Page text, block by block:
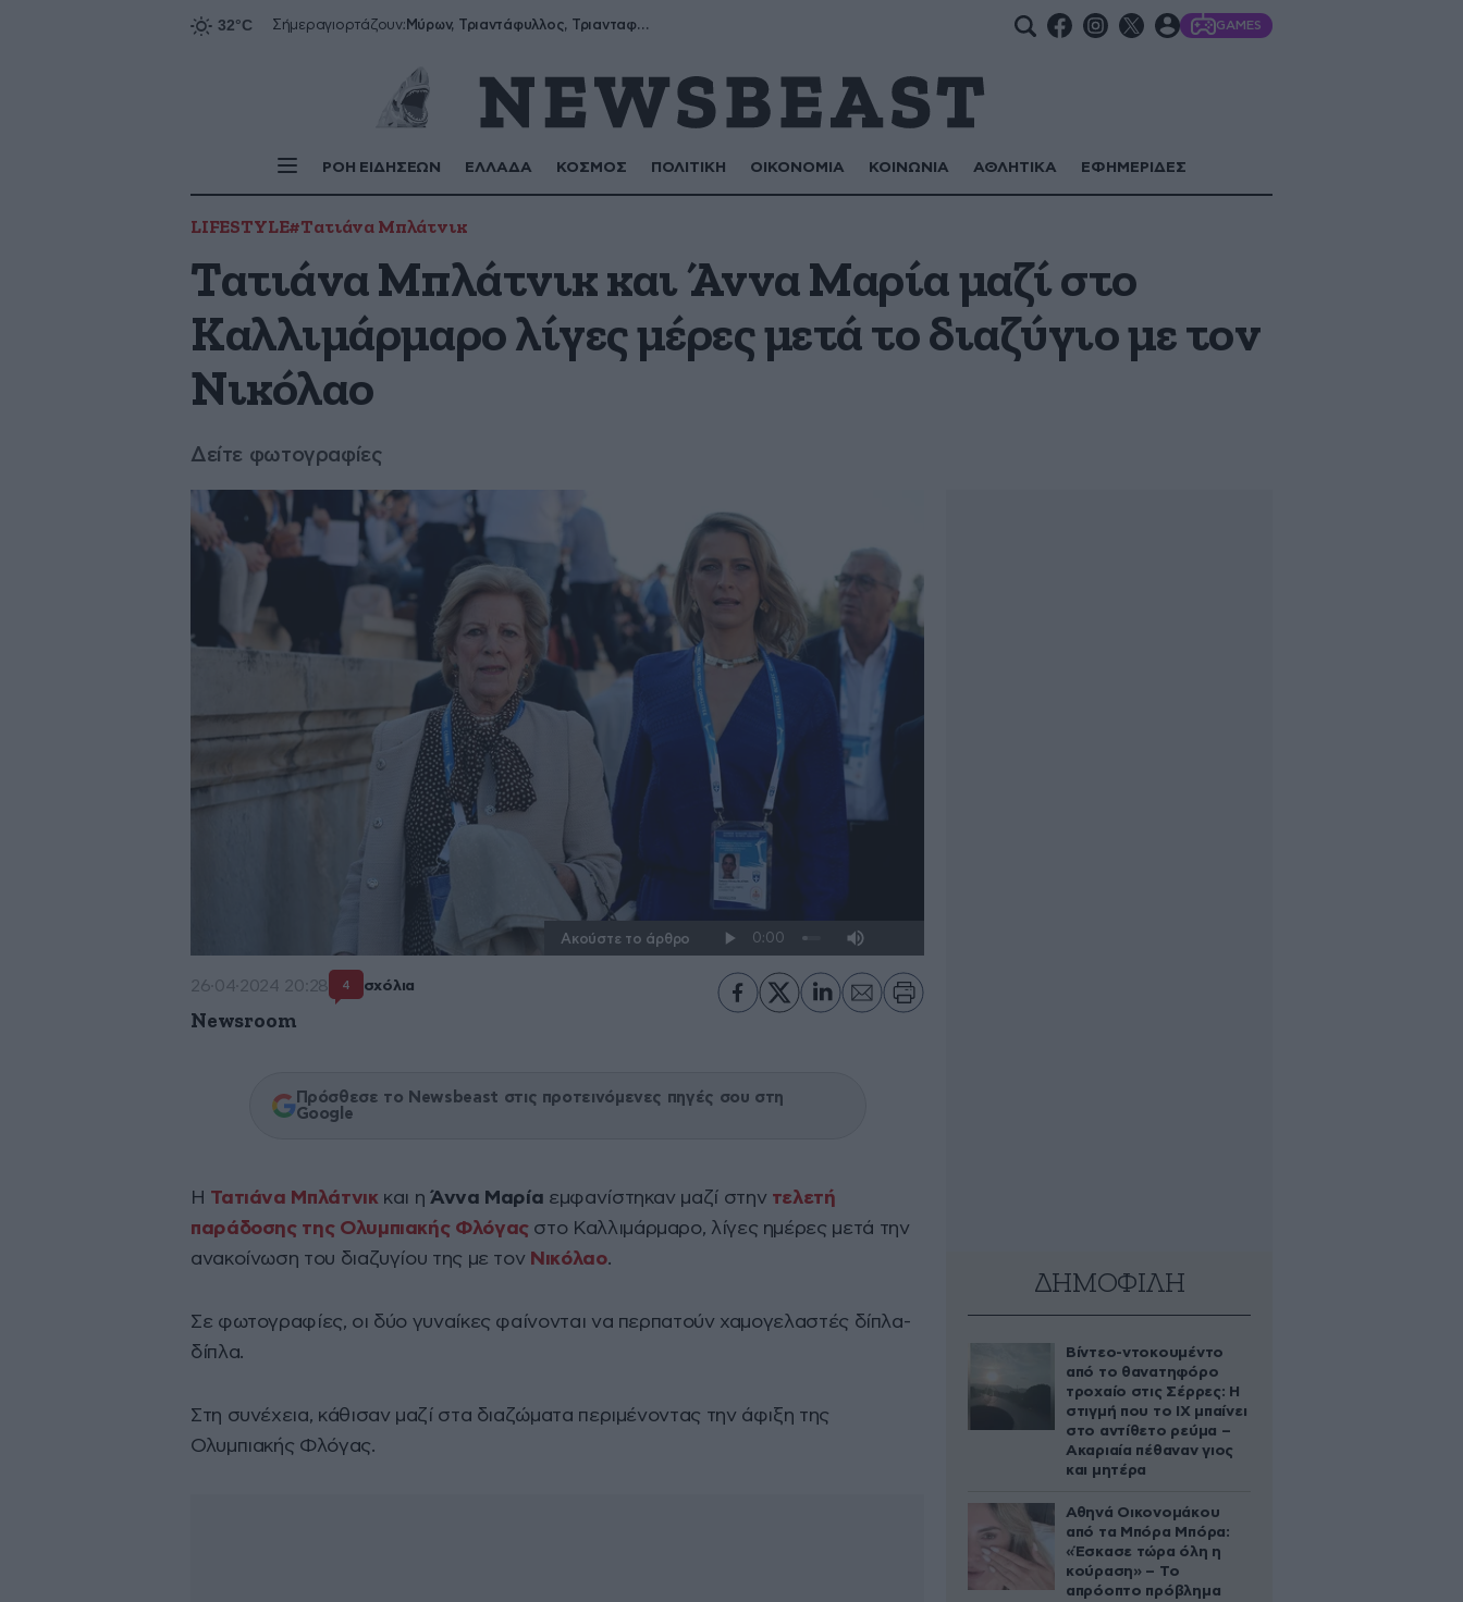
Σήμεραγιορτάζουν: Μύρων, Τριαντάφυλλος, Τριανταφυλλιά, Φυλλιώ, Ρόζα GAMES
ΡΟΗ ΕΙΔΗΣΕΩΝ ΕΛΛΑΔΑ ΚΟΣΜΟΣ ΠΟΛΙΤΙΚΗ ΟΙΚΟΝΟΜΙΑ ΚΟΙΝΩΝΙΑ ΑΘΛΗΤΙΚΑ ΕΦΗΜΕΡΙΔΕΣ
LIFESTYLE#Τατιάνα Μπλάτνικ
Τατιάνα Μπλάτνικ και Άννα Μαρία μαζί στο
Καλλιμάρμαρο λίγες μέρες μετά το διαζύγιο με τον
Νικόλαο
Δείτε φωτογραφίες
Ακούστε το άρθρο
26·04·2024 20:28 4 σχόλια
Newsroom
Πρόσθεσε το Newsbeast στις προτεινόμενες πηγές σου στη
Google
Η Τατιάνα Μπλάτνικκαι ηΆννα Μαρία εμφανίστηκαν μαζί στην τελετή
παράδοσης της Ολυμπιακής Φλόγας στο Καλλιμάρμαρο, λίγες ημέρες μετά την
ανακοίνωση του διαζυγίου της με τον Νικόλαο.
Σε φωτογραφίες, οι δύο γυναίκες φαίνονται να περπατούν χαμογελαστές δίπλα-
δίπλα.
Στη συνέχεια, κάθισαν μαζί στα διαζώματα περιμένοντας την άφιξη της
Ολυμπιακής Φλόγας.
ΔΗΜΟΦΙΛΗ
Βίντεο-ντοκουμέντο
από το θανατηφόρο
τροχαίο στις Σέρρες: Η
στιγμή που το ΙΧ μπαίνει
στο αντίθετο ρεύμα –
Ακαριαία πέθαναν γιος
και μητέρα
Αθηνά Οικονομάκου
από τα Μπόρα Μπόρα:
«Έσκασε τώρα όλη η
κούραση» – Το
απρόοπτο πρόβλημα